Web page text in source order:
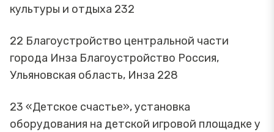
культуры и отдыха 232
22 Благоустройство центральной части
города Инза Благоустройство Россия,
Ульяновская область, Инза 228
23 «Детское счастье», установка
оборудования на детской игровой площадке у